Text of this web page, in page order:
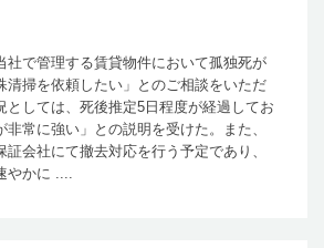
社で管理する賃貸物件において孤独死が
清掃を依頼したい」とのご相談をいただ
としては、死後推定5日程度が経過してお
非常に強い」との説明を受けた。また、
会社にて撤去対応を行う予定であり、
かに ....